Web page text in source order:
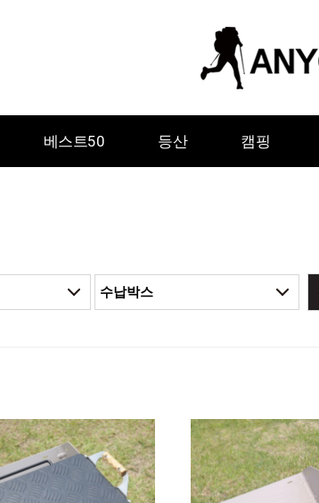
베스트50 등산 캠핑